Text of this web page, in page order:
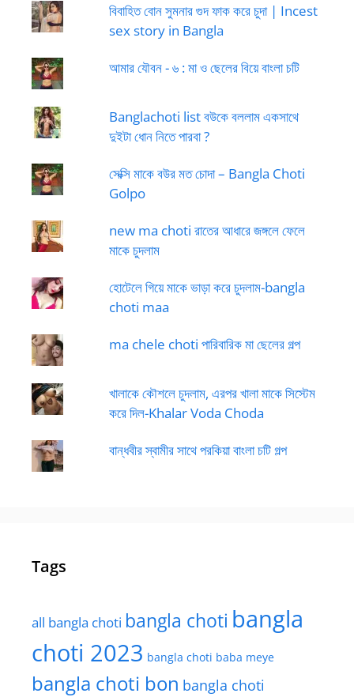
বিবাহিত বোন সুমনার গুদ ফাক করে চুদা | Incest
sex story in Bangla
আমার যৌবন - ৬ : মা ও ছেলের বিয়ে বাংলা চটি
Banglachoti list বউকে বললাম একসাথে
দুইটা ধোন নিতে পারবা ?
সেক্সি মাকে বউর মত চোদা – Bangla Choti
Golpo
new ma choti রাতের আধারে জঙ্গলে ফেলে
মাকে চুদলাম
হোটেলে গিয়ে মাকে ভাড়া করে চুদলাম-bangla
choti maa
ma chele choti পারিবারিক মা ছেলের গল্প
খালাকে কৌশলে চুদলাম, এরপর খালা মাকে সিস্টেম
করে দিল-Khalar Voda Choda
বান্ধবীর স্বামীর সাথে পরকিয়া বাংলা চটি গল্প
Tags
all bangla choti bangla choti bangla
choti 2023 bangla choti baba meye
bangla choti bon bangla choti